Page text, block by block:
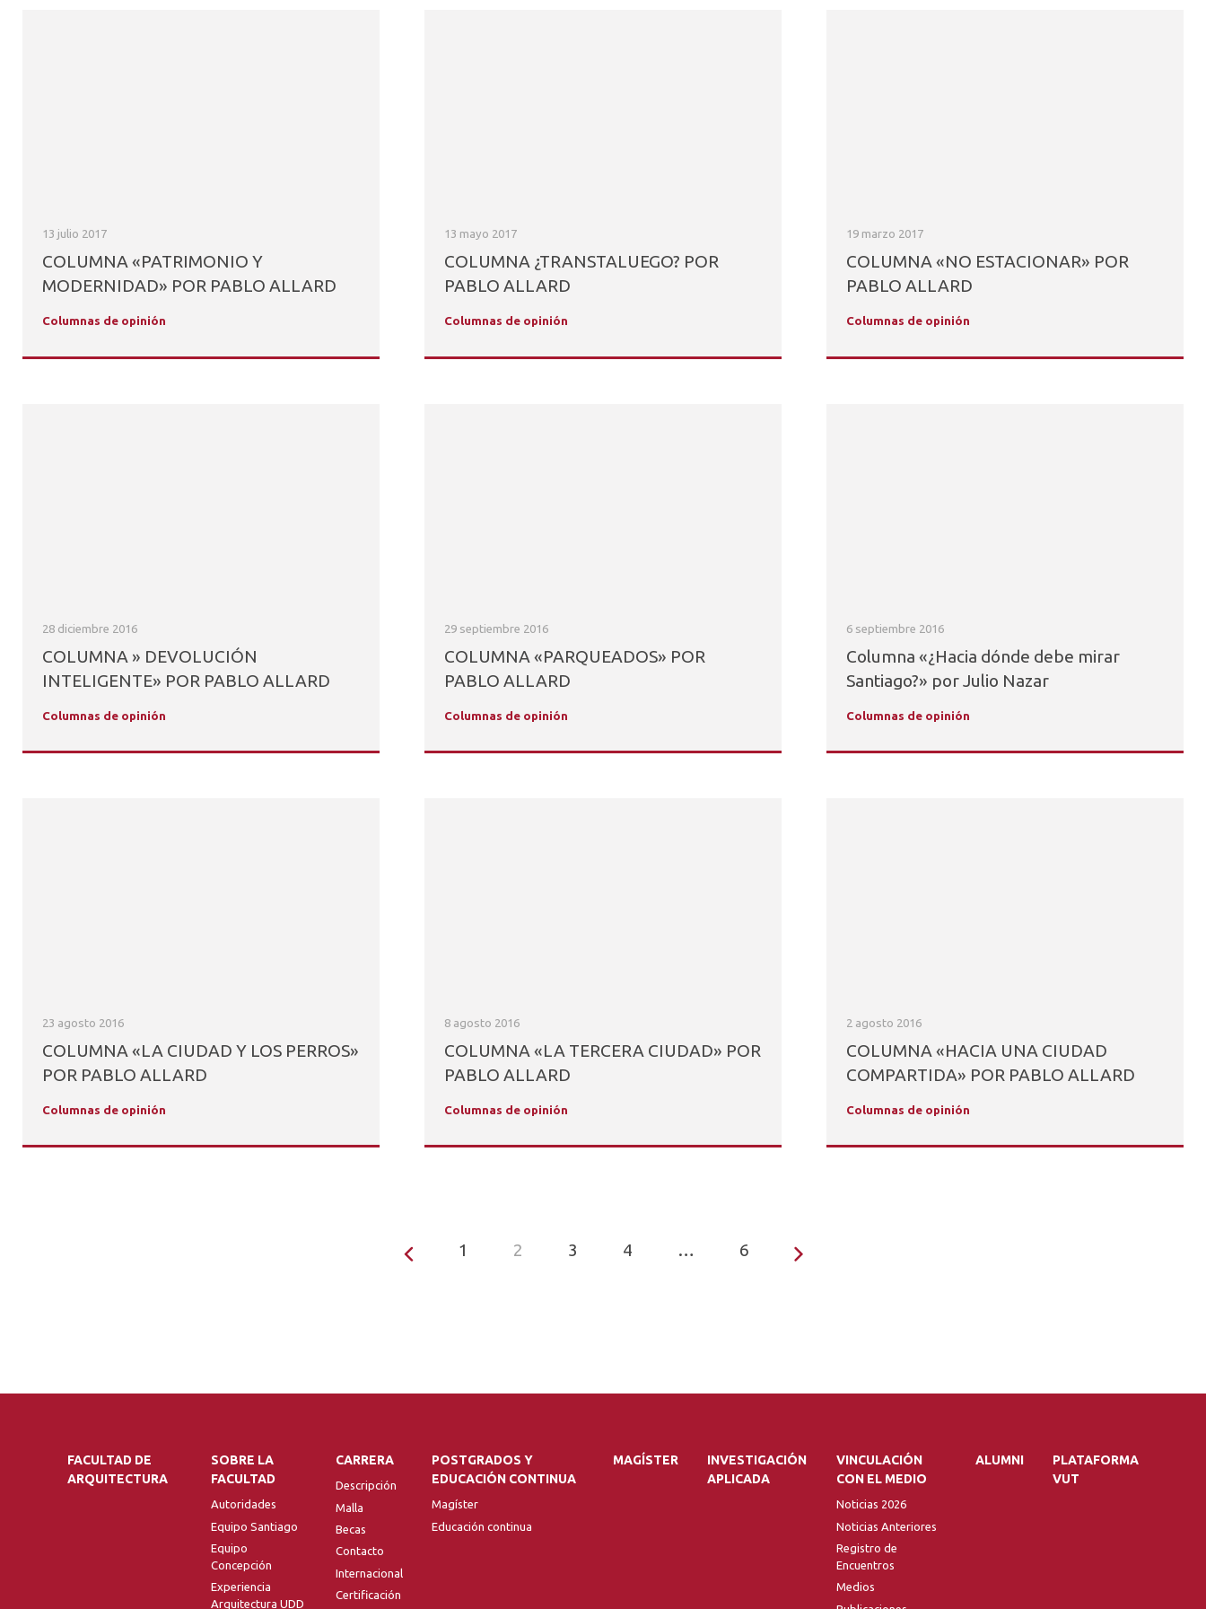
13 julio 2017
COLUMNA «PATRIMONIO Y
MODERNIDAD» POR PABLO ALLARD
Columnas de opinión
13 mayo 2017
COLUMNA ¿TRANSTALUEGO? POR
PABLO ALLARD
Columnas de opinión
19 marzo 2017
COLUMNA «NO ESTACIONAR» POR
PABLO ALLARD
Columnas de opinión
28 diciembre 2016
COLUMNA » DEVOLUCIÓN
INTELIGENTE» POR PABLO ALLARD
Columnas de opinión
29 septiembre 2016
COLUMNA «PARQUEADOS» POR
PABLO ALLARD
Columnas de opinión
6 septiembre 2016
Columna «¿Hacia dónde debe mirar
Santiago?» por Julio Nazar
Columnas de opinión
23 agosto 2016
COLUMNA «LA CIUDAD Y LOS PERROS»
POR PABLO ALLARD
Columnas de opinión
8 agosto 2016
COLUMNA «LA TERCERA CIUDAD» POR
PABLO ALLARD
Columnas de opinión
2 agosto 2016
COLUMNA «HACIA UNA CIUDAD
COMPARTIDA» POR PABLO ALLARD
Columnas de opinión
1 2 3 4 … 6
FACULTAD DE
ARQUITECTURA
SOBRE LA
FACULTAD
Autoridades
Equipo Santiago
Equipo
Concepción
Experiencia
Arquitectura UDD
CARRERA
Descripción
Malla
Becas
Contacto
Internacional
Certificación
POSTGRADOS Y
EDUCACIÓN CONTINUA
Magíster
Educación continua
MAGÍSTER
INVESTIGACIÓN
APLICADA
VINCULACIÓN
CON EL MEDIO
Noticias 2026
Noticias Anteriores
Registro de
Encuentros
Medios
ALUMNI
PLATAFORMA
VUT